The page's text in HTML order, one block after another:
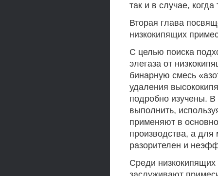
так и в случае,
Вторая глава
низкокипящих
С целью поиска
элегаза от
бинарную смесь
удаления
подробно изучены.
выполнить,
применяют в
производства, а
разорителен и
Среди